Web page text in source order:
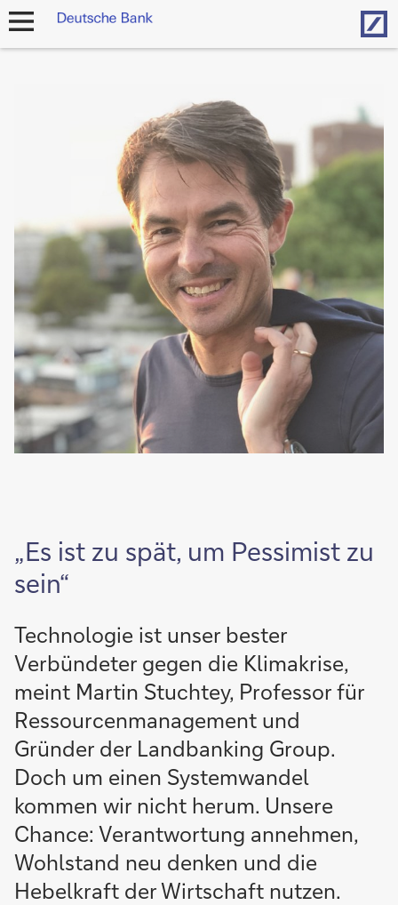
Navigation
„Es ist zu spät, um Pessimist zu
sein“
Technologie ist unser bester
Verbündeter gegen die Klimakrise,
meint Martin Stuchtey, Professor für
Ressourcenmanagement und
Gründer der Landbanking Group.
Doch um einen Systemwandel
kommen wir nicht herum. Unsere
Chance: Verantwortung annehmen,
Wohlstand neu denken und die
Hebelkraft der Wirtschaft nutzen.